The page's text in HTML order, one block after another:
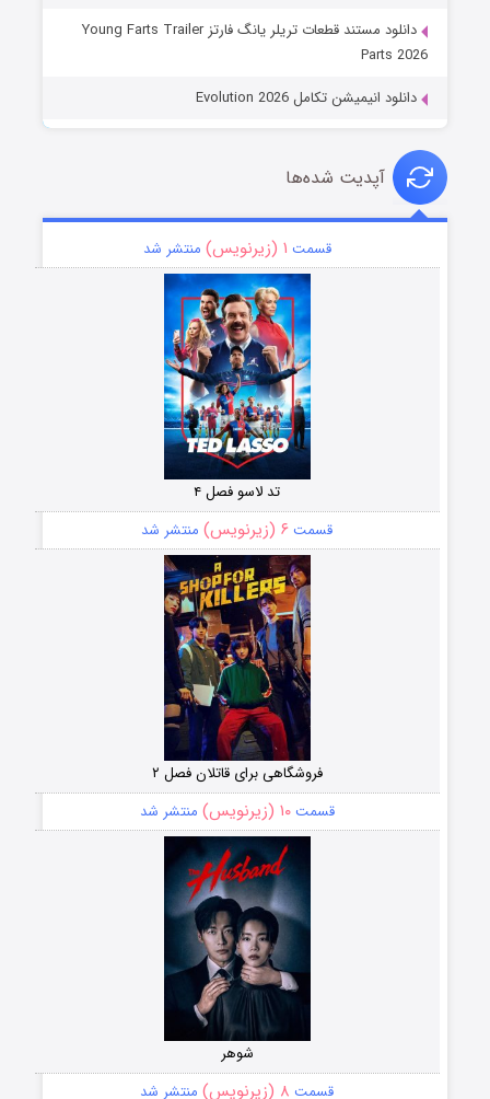
دانلود مستند قطعات تریلر یانگ فارتز Young Farts Trailer
Parts 2026
دانلود انیمیشن تکامل Evolution 2026
آپدیت شده‌ها
قسمت ۱ (زیرنویس) منتشر شد
تد لاسو فصل ۴
قسمت ۶ (زیرنویس) منتشر شد
فروشگاهی برای قاتلان فصل ۲
قسمت۱۰ (زیرنویس) منتشر شد
شوهر
قسمت ۸ (زیرنویس) منتشر شد